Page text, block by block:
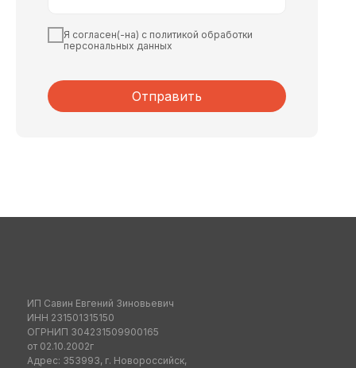
Я согласен(-на) с политикой обработки
персональных данных
Отправить
ИП Савин Евгений Зиновьевич
ИНН 231501315150
ОГРНИП 304231509900165
от 02.10.2002г
Адрес: 353993, г. Новороссийск,